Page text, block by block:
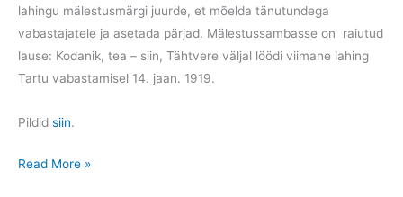
lahingu mälestusmärgi juurde, et mõelda tänutundega
vabastajatele ja asetada pärjad. Mälestussambasse on raiutud
lause: Kodanik, tea – siin, Tähtvere väljal löödi viimane lahing
Tartu vabastamisel 14. jaan. 1919.
Pildid siin.
Kogunemine
Read More »